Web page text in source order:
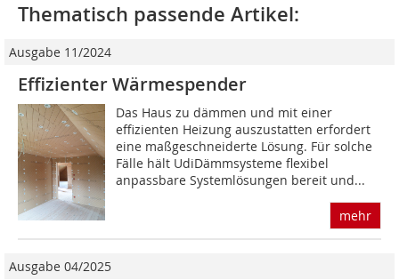
Thematisch passende Artikel:
Ausgabe 11/2024
Effizienter Wärmespender
Das Haus zu dämmen und mit einer
effizienten Heizung auszustatten erfordert
eine maßgeschneiderte Lösung. Für solche
Fälle hält UdiDämmsysteme flexibel
anpassbare System­lösungen bereit und...
mehr
Ausgabe 04/2025